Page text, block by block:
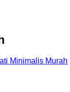
Minimalis Murah